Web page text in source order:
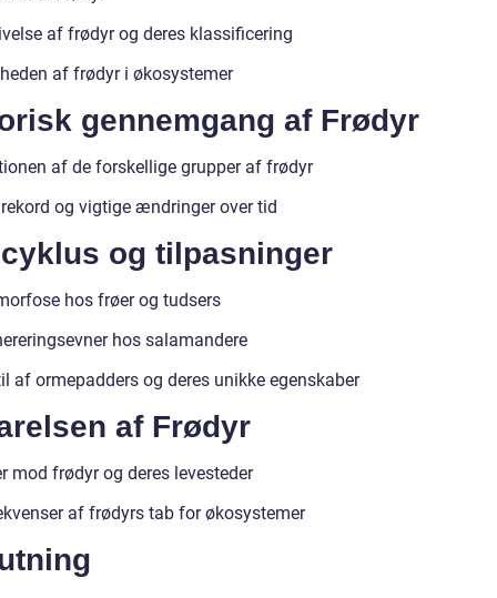
af frødyr og deres klassificering
af frødyr i økosystemer
gennemgang af Frødyr
af de forskellige grupper af frødyr
og vigtige ændringer over tid
og tilpasninger
hos frøer og tudsers
hos salamandere
af ormepadders og deres unikke egenskaber
af Frødyr
mod frødyr og deres levesteder
af frødyrs tab for økosystemer